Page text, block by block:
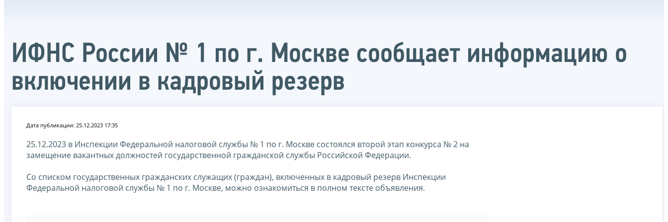
ИФНС России № 1 по г. Москве сообщает информацию о
включении в кадровый резерв
Дата публикации: 25.12.2023 17:35
25.12.2023 в Инспекции Федеральной налоговой службы № 1 по г. Москве состоялся второй этап конкурса № 2 на
замещение вакантных должностей государственной гражданской службы Российской Федерации.
Со списком государственных гражданских служащих (граждан), включенных в кадровый резерв Инспекции
Федеральной налоговой службы № 1 по г. Москве, можно ознакомиться в полном тексте объявления.